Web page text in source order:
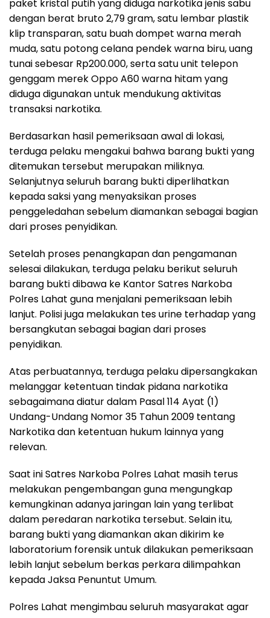
paket kristal putih yang diduga narkotika jenis sabu
dengan berat bruto 2,79 gram, satu lembar plastik
klip transparan, satu buah dompet warna merah
muda, satu potong celana pendek warna biru, uang
tunai sebesar Rp200.000, serta satu unit telepon
genggam merek Oppo A60 warna hitam yang
diduga digunakan untuk mendukung aktivitas
transaksi narkotika.
Berdasarkan hasil pemeriksaan awal di lokasi,
terduga pelaku mengakui bahwa barang bukti yang
ditemukan tersebut merupakan miliknya.
Selanjutnya seluruh barang bukti diperlihatkan
kepada saksi yang menyaksikan proses
penggeledahan sebelum diamankan sebagai bagian
dari proses penyidikan.
Setelah proses penangkapan dan pengamanan
selesai dilakukan, terduga pelaku berikut seluruh
barang bukti dibawa ke Kantor Satres Narkoba
Polres Lahat guna menjalani pemeriksaan lebih
lanjut. Polisi juga melakukan tes urine terhadap yang
bersangkutan sebagai bagian dari proses
penyidikan.
Atas perbuatannya, terduga pelaku dipersangkakan
melanggar ketentuan tindak pidana narkotika
sebagaimana diatur dalam Pasal 114 Ayat (1)
Undang-Undang Nomor 35 Tahun 2009 tentang
Narkotika dan ketentuan hukum lainnya yang
relevan.
Saat ini Satres Narkoba Polres Lahat masih terus
melakukan pengembangan guna mengungkap
kemungkinan adanya jaringan lain yang terlibat
dalam peredaran narkotika tersebut. Selain itu,
barang bukti yang diamankan akan dikirim ke
laboratorium forensik untuk dilakukan pemeriksaan
lebih lanjut sebelum berkas perkara dilimpahkan
kepada Jaksa Penuntut Umum.
Polres Lahat mengimbau seluruh masyarakat agar